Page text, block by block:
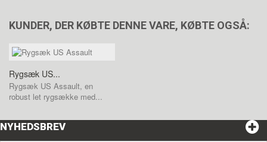
KUNDER, DER KØBTE DENNE VARE, KØBTE OGSÅ:
Rygsæk US...
Rygsæk US Assault, en
robust let rygsække med...
NYHEDSBREV